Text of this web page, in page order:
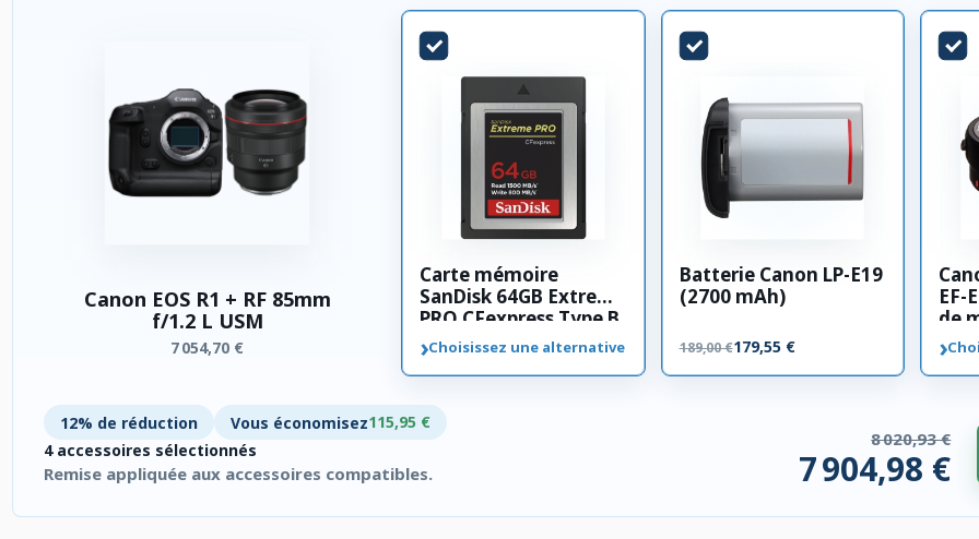
Canon EOS R1 + RF 85mm
f/1.2 L USM
7 054,70 €
Carte mémoire
SanDisk 64GB Extreme
PRO CFexpress Type B
›Choisissez une alternative
Batterie Canon LP-E19
(2700 mAh)
189,00 €179,55 €
EF-
de
›
12% de réduction Vous économisez115,95 €
4 accessoires sélectionnés
Remise appliquée aux accessoires compatibles.
8 020,93 €
7 904,98 €